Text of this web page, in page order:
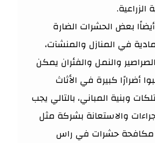
الزراعية.
بعض الحشرات الضارة
في المنازل والمنشآت،
والنمل والفئران يمكن
أضرارًا كبيرة في الأثاث
وبنية المباني، بالتالي يجب
والاستعانة بشركة مثل
حشرات في راس